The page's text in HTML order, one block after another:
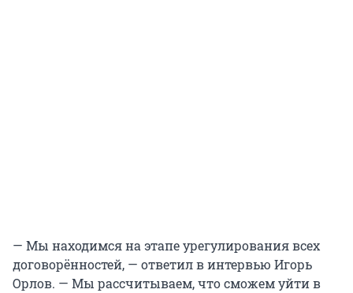
— Мы находимся на этапе урегулирования всех
договорённостей, — ответил в интервью Игорь
Орлов. — Мы рассчитываем, что сможем уйти в